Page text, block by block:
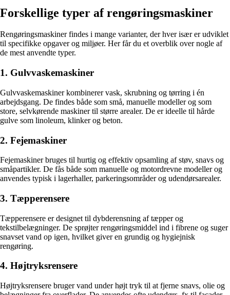
Forskellige typer af rengøringsmaskiner
Rengøringsmaskiner findes i mange varianter, der hver især er udviklet
til specifikke opgaver og miljøer. Her får du et overblik over nogle af
de mest anvendte typer.
1. Gulvvaskemaskiner
Gulvvaskemaskiner kombinerer vask, skrubning og tørring i én
arbejdsgang. De findes både som små, manuelle modeller og som
store, selvkørende maskiner til større arealer. De er ideelle til hårde
gulve som linoleum, klinker og beton.
2. Fejemaskiner
Fejemaskiner bruges til hurtig og effektiv opsamling af støv, snavs og
småpartikler. De fås både som manuelle og motordrevne modeller og
anvendes typisk i lagerhaller, parkeringsområder og udendørsarealer.
3. Tæpperensere
Tæpperensere er designet til dybderensning af tæpper og
tekstilbelægninger. De sprøjter rengøringsmiddel ind i fibrene og suger
snavset vand op igen, hvilket giver en grundig og hygiejnisk
rengøring.
4. Højtryksrensere
Højtryksrensere bruger vand under højt tryk til at fjerne snavs, olie og